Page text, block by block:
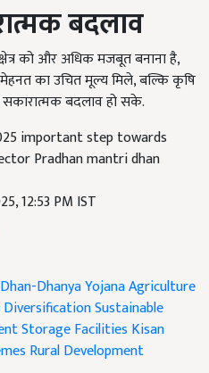
बदलाव
को और अधिक मजबूत बनाना है,
का उचित मूल्य मिले, बल्कि कृषि
सकारात्मक बदलाव हो सके.
important step towards
Pradhan mantri dhan
12:53 PM IST
Dhanya YojanaAgriculture
DiversificationSustainable
Storage Facilities Kisan
Rural Development